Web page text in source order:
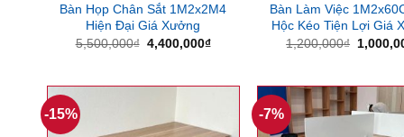
Bàn Họp Chân Sắt 1M2x2M4
Hiện Đại Giá Xưởng
5,500,000₫ Giá
4,400,000₫Giá
4,400,000₫.
Bàn Làm Việc
Hộc Kéo Tiện Lợi Giá
1,200,000₫ Giá
-15% -7%